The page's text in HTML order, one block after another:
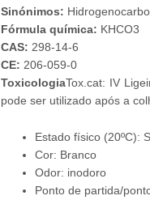
Sinónimos:
Fórmula química: KHCO3
CAS: 298-14-6
CE: 206-059-0
ToxicologiaTox.cat: IV
pode ser utilizado após a
Estado físico (20ºC):
Cor: Branco
Odor: inodoro
Ponto de partida/